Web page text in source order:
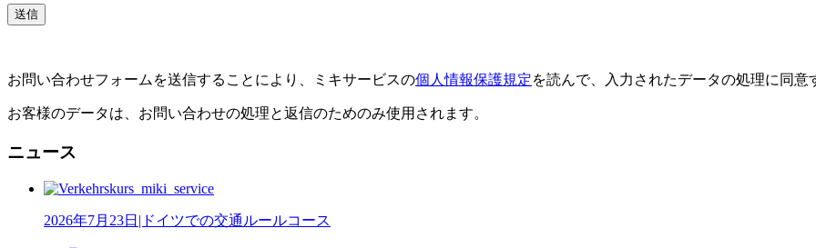
お問い合わせフォームを送信することにより、ミキサービスの個人情報保護規定を読んで、入力されたデータの処理に同意
お客様のデータは、お問い合わせの処理と返信のためのみ使用されます。
ニュース
2026年7月23日|ドイツでの交通ルールコース